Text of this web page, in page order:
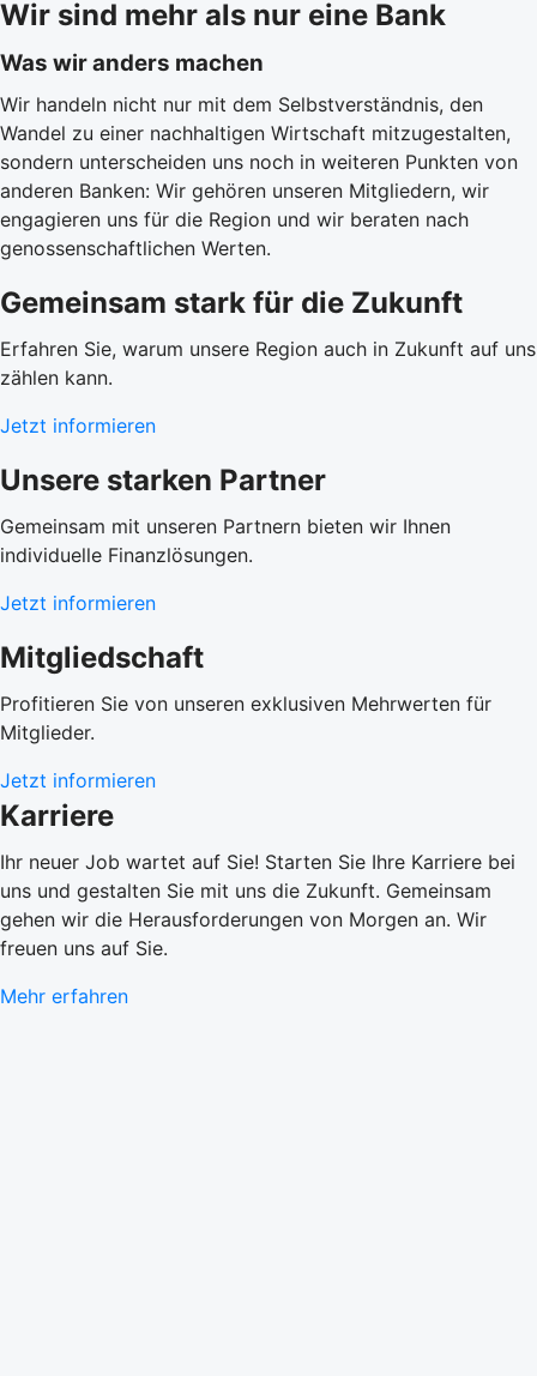
Wir sind mehr als nur eine Bank
Was wir anders machen
Wir handeln nicht nur mit dem Selbstverständnis, den
Wandel zu einer nachhaltigen Wirtschaft mitzugestalten,
sondern unterscheiden uns noch in weiteren Punkten von
anderen Banken: Wir gehören unseren Mitgliedern, wir
engagieren uns für die Region und wir beraten nach
genossenschaftlichen Werten.
Gemeinsam stark für die Zukunft
Erfahren Sie, warum unsere Region auch in Zukunft auf uns
zählen kann.
Jetzt informieren
Unsere starken Partner
Gemeinsam mit unseren Partnern bieten wir Ihnen
individuelle Finanzlösungen.
Jetzt informieren
Mitgliedschaft
Profitieren Sie von unseren exklusiven Mehrwerten für
Mitglieder.
Jetzt informieren
Karriere
Ihr neuer Job wartet auf Sie! Starten Sie Ihre Karriere bei
uns und gestalten Sie mit uns die Zukunft. Gemeinsam
gehen wir die Herausforderungen von Morgen an. Wir
freuen uns auf Sie.
Mehr erfahren